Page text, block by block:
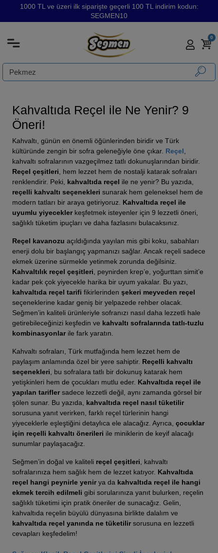
1000 TL ve üzeri ilk siparişte geçerli 100 TL indirim kodun:
SEGMEN10
0
Kahvaltıda Reçel ile Ne Yenir? 9
Öneri!
Kahvaltı, günün en önemli öğünlerinden biridir ve Türk
kültüründe zengin bir sofra geleneğiyle öne çıkar. Reçel
kahvaltı sofralarının vazgeçilmez tatlı dokunuşlarından biridir.
Reçel çeşitleri , hem lezzet hem de nostalji katarak sofraları
renklendirir. Peki, kahvaltıda reçel ile ne yenir? Bu yazıda,
reçelli kahvaltı seçenekleri sunarak hem geleneksel hem de
modern tatları bir araya getiriyoruz. Kahvaltıda reçel ile
uyumlu yiyeceklerkeşfetmek isteyenler için 9 lezzetli öneri,
sağlıklı tüketim ipuçları ve daha fazlasını bulacaksınız.
Reçel kavanozu açıldığında yayılan mis gibi koku, sabahları
enerji dolu bir başlangıç yapmanızı sağlar. Ancak reçeli sadece
ekmek üzerine sürmekle yetinmek zorunda değilsiniz.
Kahvaltılık reçel çeşitleri , peynirden krep’e, yoğurttan simit’e
kadar pek çok yiyecekle harika bir uyum yakalar. Bu yazı,
kahvaltıda reçel tarifi fikirlerinden şekeri meyveden reçel
seçeneklerine kadar geniş bir yelpazede rehber olacak.
Seğmen’in kaliteli ürünleriyle sofranızı nasıl daha lezzetli hale
getirebileceğinizi keşfedin ve kahvaltı sofralarında tatlı-tuzlu
kombinasyonlarile fark yaratın.
Kahvaltı sofraları, Türk mutfağında hem lezzet hem de
paylaşım anlamında özel bir yere sahiptir. Reçelli kahvaltı
seçenekleri , bu sofralara tatlı bir dokunuş katarak hem
yetişkinleri hem de çocukları mutlu eder. Kahvaltıda reçel ile
yapılan tariflersadece lezzetli değil, aynı zamanda görsel bir
şölen sunar. Bu yazıda, kahvaltıda reçel nasıl tüketilir
sorusuna yanıt verirken, farklı reçel türlerinin hangi
yiyeceklerle eşleştiğini detaylıca ele alacağız. Ayrıca, çocuklar
için reçelli kahvaltı önerileri ile miniklerin de keyif alacağı
sunumlar paylaşacağız.
Seğmen’in doğal ve kaliteli reçel çeşitleri , kahvaltı
sofralarınıza hem sağlık hem de lezzet katıyor. Kahvaltıda
reçel hangi peynirle yenirya da kahvaltıda reçel ile hangi
ekmek tercih edilmeli gibi sorularınıza yanıt bulurken, reçelin
sağlıklı tüketimi için pratik öneriler de sunacağız. Gelin,
kahvaltıda reçelin büyülü dünyasına birlikte dalalım ve
kahvaltıda reçel yanında ne tüketilirsorusuna en lezzetli
cevapları keşfedelim!